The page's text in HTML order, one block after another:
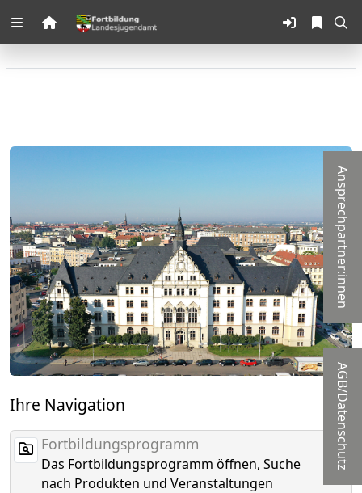
Zuklappen
Loading
Loading
Loading Ansprechpartner:innen
AGB/Datenschutz
Ihre Navigation
Fortbildungsprogramm
Das Fortbildungsprogramm öffnen, Suche
nach Produkten und Veranstaltungen